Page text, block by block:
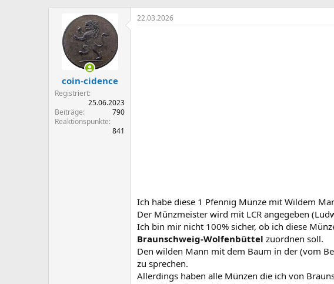
t
e
l
a
coin-cidence
Registriert
25.06.2023
Beiträge
790
Reaktionspunkte
841
22.03.2026
Ich habe diese 1 Pfennig Münze mit Wildem
Der Münzmeister wird mit LCR angegeben
Ich bin mir nicht 100% sicher, ob ich diese
Braunschweig-Wolfenbüttel zuordnen soll.
Den wilden Mann mit dem Baum in der (vom
zu sprechen.
Allerdings haben alle Münzen die ich von